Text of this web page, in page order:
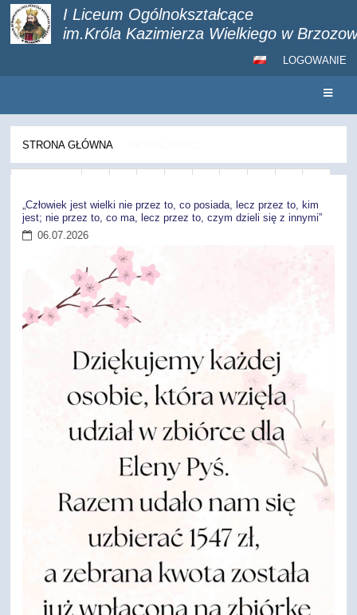
I Liceum Ogólnokształcące
im.Króla Kazimierza Wielkiego w
LOGOWANIE
STRONA GŁÓWNA
Aktualności
„Człowiek jest wielki nie przez to, co posiada, lecz przez to, kim
jest; nie przez to, co ma, lecz przez to, czym dzieli się z innymi”
06.07.2026
10
Dalej